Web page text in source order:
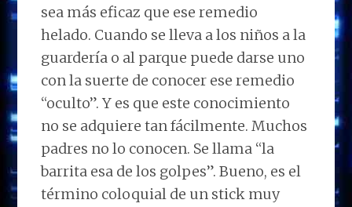
sea más eficaz que ese remedio
helado. Cuando se lleva a los niños a la
guardería o al parque puede darse uno
con la suerte de conocer ese remedio
“oculto”. Y es que este conocimiento
no se adquiere tan fácilmente. Muchos
padres no lo conocen. Se llama “la
barrita esa de los golpes”. Bueno, es el
término coloquial de un stick muy